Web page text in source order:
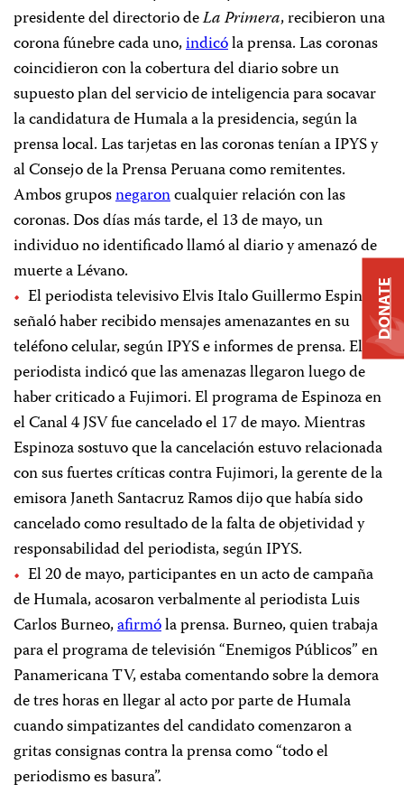
presidente del directorio deLa Primera, recibieron una
corona fúnebre cada uno,indicóla prensa. Las coronas
coincidieron con la cobertura del diario sobre un
supuesto plan del servicio de inteligencia para socavar
la candidatura de Humala a la presidencia, según la
prensa local. Las tarjetas en las coronas tenían a IPYS y
al Consejo de la Prensa Peruana como remitentes.
Ambos gruposnegaroncualquier relación con las
coronas. Dos días más tarde, el 13 de mayo, un
individuo no identificado llamó al diario y amenazó de
muerte a Lévano.
El periodista televisivo Elvis Italo Guillermo Espinoza
señaló haber recibido mensajes amenazantes en su
teléfono celular, según IPYS e informes de prensa. El
periodista indicó que las amenazas llegaron luego de
haber criticado a Fujimori. El programa de Espinoza en
el Canal 4 JSV fue cancelado el 17 de mayo. Mientras
Espinoza sostuvo que la cancelación estuvo relacionada
con sus fuertes críticas contra Fujimori, la gerente de la
emisora Janeth Santacruz Ramos dijo que había sido
cancelado como resultado de la falta de objetividad y
responsabilidad del periodista, según IPYS.
El 20 de mayo, participantes en un acto de campaña
de Humala, acosaron verbalmente al periodista Luis
Carlos Burneo,afirmóla prensa. Burneo, quien trabaja
para el programa de televisión “Enemigos Públicos” en
Panamericana TV, estaba comentando sobre la demora
de tres horas en llegar al acto por parte de Humala
cuando simpatizantes del candidato comenzaron a
gritas consignas contra la prensa como “todo el
periodismo es basura”.
DONATE